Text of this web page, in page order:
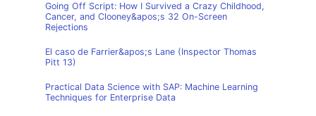
Going Off Script: How I Survived a Crazy Childhood,
Cancer, and Clooney&apos;s 32 On-Screen
Rejections
El caso de Farrier&apos;s Lane (Inspector Thomas
Pitt 13)
Practical Data Science with SAP: Machine Learning
Techniques for Enterprise Data